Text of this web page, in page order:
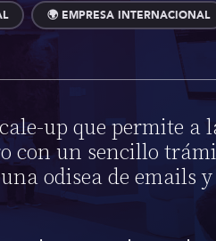
🌍 EMPRESA INTERNACIONAL
up que permite a
con un sencillo
odisea de emails